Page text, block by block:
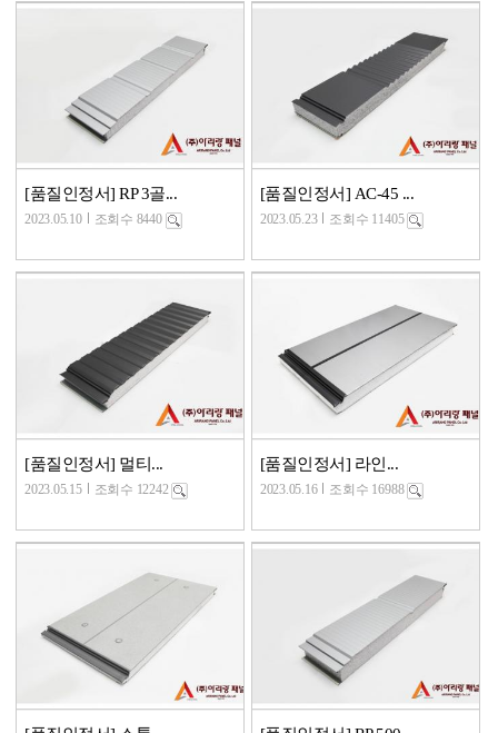
[품질인정서] RP 3골...
2023.05.10 조회수 8440
[품질인정서] AC-45 ...
2023.05.23 조회수 11405
[품질인정서] 멀티...
2023.05.15 조회수 12242
[품질인정서] 라인...
2023.05.16 조회수 16988